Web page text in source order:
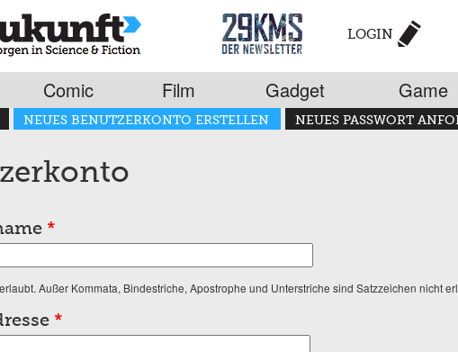
LOGIN
Comic Film Gadget Game
NEUES BENUTZERKONTO ERSTELLEN
(AKTIVER REITER)
NEUES PASSWORT
*
Außer Kommata, Bindestriche, Apostrophe und Unterstriche sind Satzzeichen nicht
*